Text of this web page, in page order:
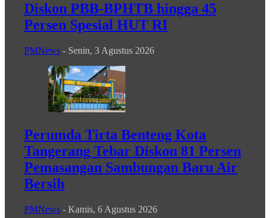
Diskon PBB-BPHTB hingga 45
Persen Spesial HUT RI
PMNews - Senin, 3 Agustus 2026
Perumda Tirta Benteng Kota
Tangerang Tebar Diskon 81 Persen
Pemasangan Sambungan Baru Air
Bersih
PMNews - Kamis, 6 Agustus 2026